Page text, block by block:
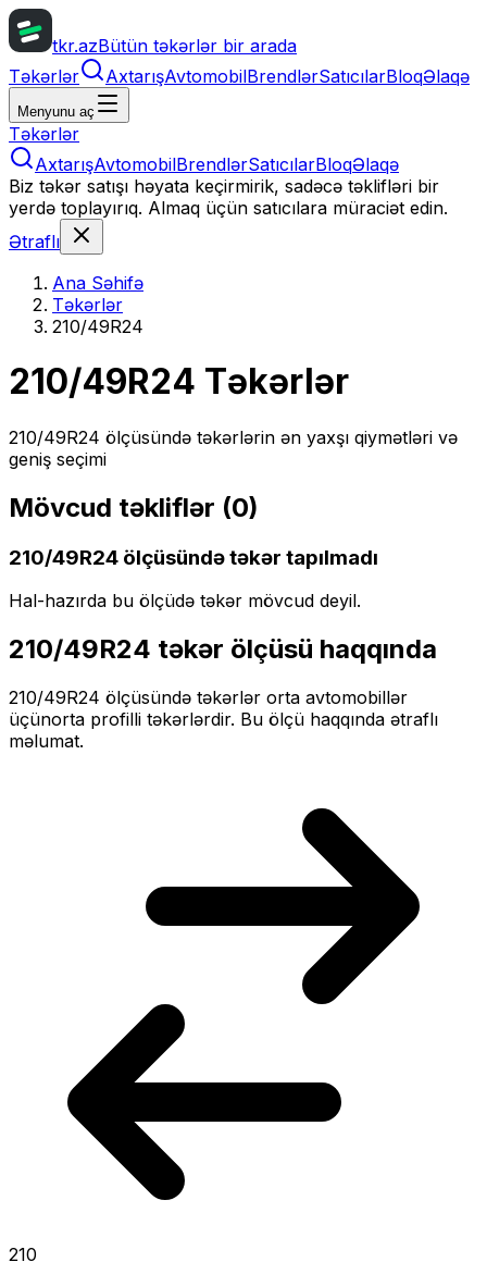
tkr.azBütün təkərlər bir arada
Təkərlər
AxtarışAvtomobilBrendlərSatıcılarBloqƏlaqə
Menyunu aç
Təkərlər
AxtarışAvtomobilBrendlərSatıcılarBloqƏlaqə
Biz təkər satışı həyata keçirmirik, sadəcə təklifləri bir
yerdə toplayırıq. Almaq üçün satıcılara müraciət edin.
Ətraflı
Ana Səhifə
Təkərlər
210/49R24
210/49R24 Təkərlər
210/49R24 ölçüsündə təkərlərin ən yaxşı qiymətləri və
geniş seçimi
Mövcud təkliflər (0)
210/49R24 ölçüsündə təkər tapılmadı
Hal-hazırda bu ölçüdə təkər mövcud deyil.
210/49R24 təkər ölçüsü haqqında
210/49R24 ölçüsündə təkərlər orta avtomobillər
üçünorta profilli təkərlərdir. Bu ölçü haqqında ətraflı
məlumat.
210